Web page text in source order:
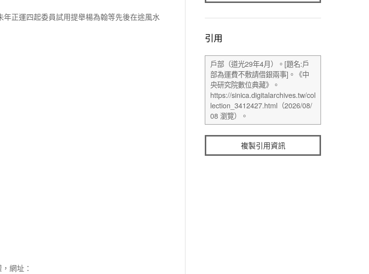
正運四起委員試用提舉楊為翰等先後在途風水
網址：
引用
複製引用資訊